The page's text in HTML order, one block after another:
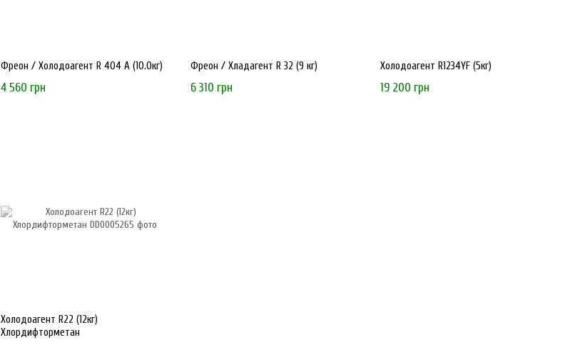
Фреон / Холодоагент R 404 А (10.0кг)
4 560 грн
Фреон / Хладагент R 32 (9 кг)
6 310 грн
Холодоагент R1234YF (5кг)
19 200 грн
Холодоагент R22 (12кг)
Хлордифторметан